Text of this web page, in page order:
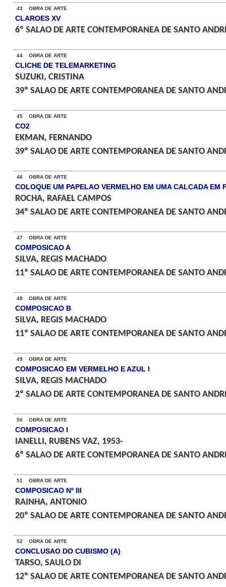
43 OBRA DE ARTE
CLAROES XV
6º SALAO DE ARTE CONTEMPORANEA DE SANTO
44 OBRA DE ARTE
CLICHE DE TELEMARKETING
SUZUKI, CRISTINA
39º SALAO DE ARTE CONTEMPORANEA DE SANTO
45 OBRA DE ARTE
CO2
EKMAN, FERNANDO
39º SALAO DE ARTE CONTEMPORANEA DE SANTO
46 OBRA DE ARTE
COLOQUE UM PAPELAO VERMELHO EM UMA CALCADA EM
ROCHA, RAFAEL CAMPOS
34º SALAO DE ARTE CONTEMPORANEA DE SANTO
47 OBRA DE ARTE
COMPOSICAO A
SILVA, REGIS MACHADO
11º SALAO DE ARTE CONTEMPORANEA DE SANTO
48 OBRA DE ARTE
COMPOSICAO B
SILVA, REGIS MACHADO
11º SALAO DE ARTE CONTEMPORANEA DE SANTO
49 OBRA DE ARTE
COMPOSICAO EM VERMELHO E AZUL I
SILVA, REGIS MACHADO
2º SALAO DE ARTE CONTEMPORANEA DE SANTO
50 OBRA DE ARTE
COMPOSICAO I
IANELLI, RUBENS VAZ, 1953-
6º SALAO DE ARTE CONTEMPORANEA DE SANTO
51 OBRA DE ARTE
COMPOSICAO Nº III
RAINHA, ANTONIO
20º SALAO DE ARTE CONTEMPORANEA DE SANTO
52 OBRA DE ARTE
CONCLUSAO DO CUBISMO (A)
TARSO, SAULO DI
12º SALAO DE ARTE CONTEMPORANEA DE SANTO